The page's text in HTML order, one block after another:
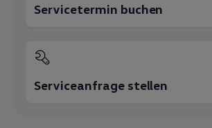
Servicetermin buchen
Serviceanfrage stellen